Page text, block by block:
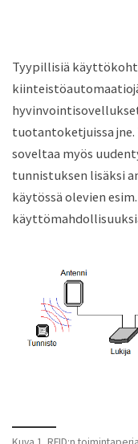
Tyypillisiä
tuotantoketjuissa
soveltaa myös
tunnistuksen lisäksi
käytössä olevien